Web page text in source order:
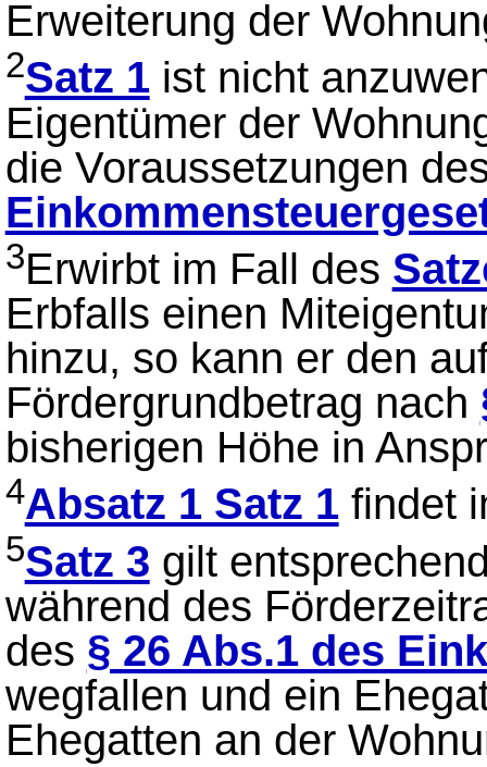
Erweiterung der
2Satz 1ist nicht
Eigentümer der
die Voraussetzungen
3Erwirbt im Fall des
Erbfalls einen
hinzu, so kann er den
Fördergrundbetrag nach
bisherigen Höhe in
4Absatz 1 Satz 1findet
5Satz 3 gilt
während des
des § 26 Abs.1 des
wegfallen und ein
Ehegatten an der